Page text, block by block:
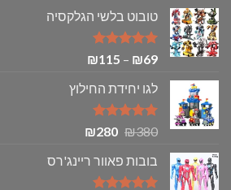
טובוט בלשי הגלקסיה
דורג
5.00
₪69
–
₪115
לגו יחידת החילוץ
דורג5.00₪380
המחיר
היה:
₪380.
₪280
המחיר
הוא:
בובות פאוור ריינג'רס